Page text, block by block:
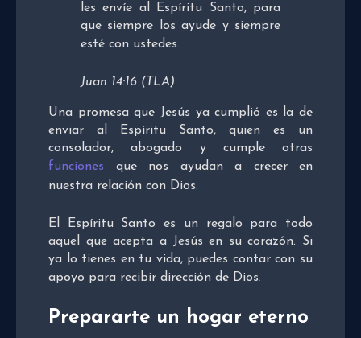
les envíe al Espíritu Santo, para
que siempre los ayude y siempre
esté con ustedes.
Juan 14:16 (TLA)
Una promesa que Jesús ya cumplió es la de
enviar al Espíritu Santo, quien es un
consolador, abogado y cumple otras
funciones que nos ayudan a crecer en
nuestra relación con Dios.
El Espíritu Santo es un regalo para todo
aquel que acepta a Jesús en su corazón. Si
ya lo tienes en tu vida, puedes contar con su
apoyo para recibir dirección de Dios.
Prepararte un hogar eterno